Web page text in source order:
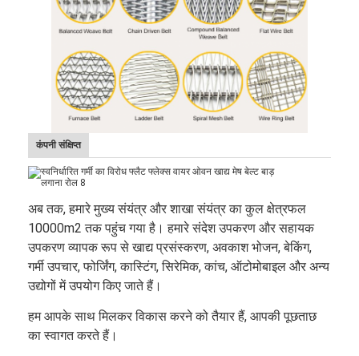
कंपनी संक्षिप्त
अब तक, हमारे मुख्य संयंत्र और शाखा संयंत्र का कुल क्षेत्रफल
10000m2 तक पहुंच गया है। हमारे संदेश उपकरण और सहायक
उपकरण व्यापक रूप से खाद्य प्रसंस्करण, अवकाश भोजन, बेकिंग,
गर्मी उपचार, फोर्जिंग, कास्टिंग, सिरेमिक, कांच, ऑटोमोबाइल और अन्य
उद्योगों में उपयोग किए जाते हैं।
हम आपके साथ मिलकर विकास करने को तैयार हैं, आपकी पूछताछ
का स्वागत करते हैं।